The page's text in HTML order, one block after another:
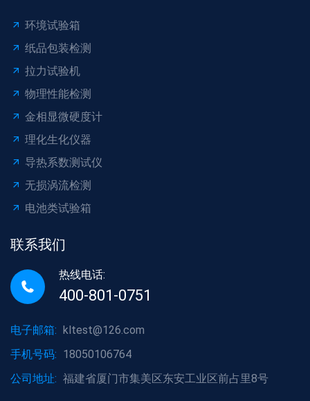
环境试验箱
纸品包装检测
拉力试验机
物理性能检测
金相显微硬度计
理化生化仪器
导热系数测试仪
无损涡流检测
电池类试验箱
联系我们
热线电话:
400-801-0751
电子邮箱: kltest@126.com
手机号码: 18050106764
公司地址: 福建省厦门市集美区东安工业区前占里8号